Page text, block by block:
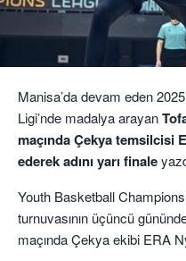
Manisa’da devam eden
Ligi’nde madalya arayan
maçında Çekya temsilcisi
ederek adını yarı finale
Youth Basketball
turnuvasının üçüncü
maçında Çekya ekibi ERA